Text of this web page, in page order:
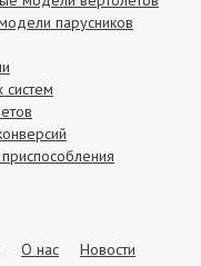
парусников
О нас Новости